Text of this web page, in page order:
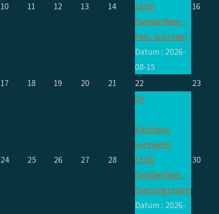
10 11 12 13 14
15:00
Familienfeier -
Fam. Schröder
Datum : 2026-
08-15
16
17 18 19 20 21 22 23
24 25 26 27 28
29
Klubhaus
vermietet
15:00
Familienfeier -
Fam.Voigtmann
Datum : 2026-
30